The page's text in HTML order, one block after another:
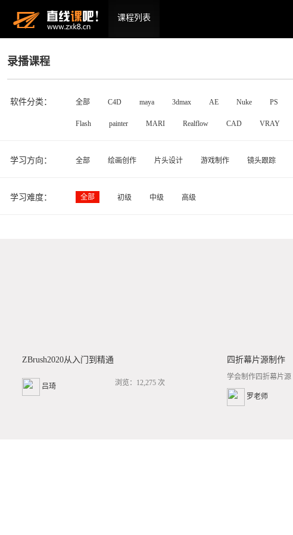
课程列表
录播课程
软件分类： 全部 C4D maya 3dmax AE Nuke PS
Flash painter MARI Realflow CAD VRAY
学习方向： 全部 绘画创作 片头设计 游戏制作 镜头跟踪
学习难度： 全部 初级 中级 高级
ZBrush2020从入门到精通
吕琦 浏览：12,275 次
四折幕片源制作
学会制作四折幕片源
罗老师